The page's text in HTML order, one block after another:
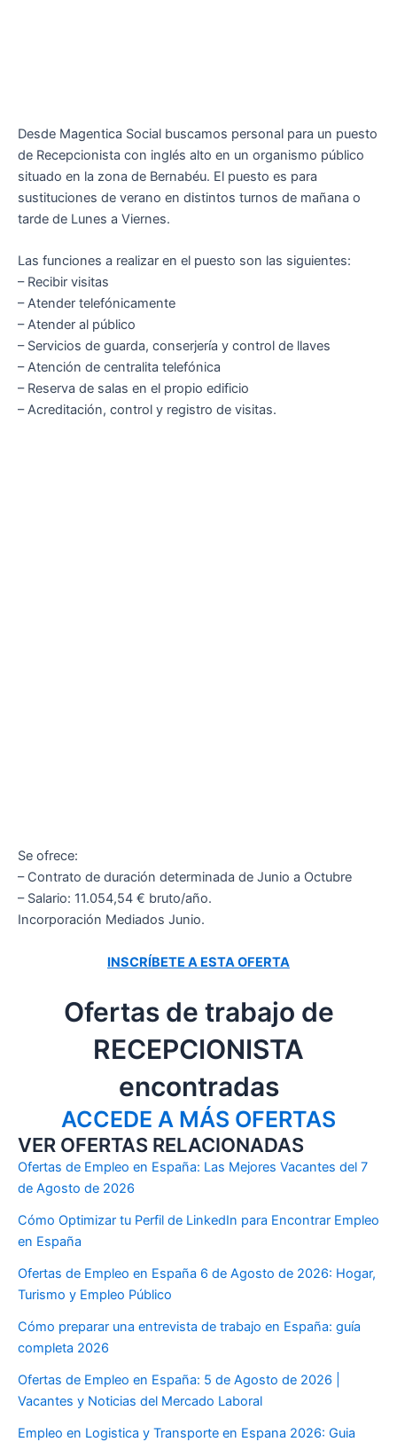
Desde Magentica Social buscamos personal para un puesto
de Recepcionista con inglés alto en un organismo público
situado en la zona de Bernabéu. El puesto es para
sustituciones de verano en distintos turnos de mañana o
tarde de Lunes a Viernes.
Las funciones a realizar en el puesto son las siguientes:
– Recibir visitas
– Atender telefónicamente
– Atender al público
– Servicios de guarda, conserjería y control de llaves
– Atención de centralita telefónica
– Reserva de salas en el propio edificio
– Acreditación, control y registro de visitas.
Se ofrece:
– Contrato de duración determinada de Junio a Octubre
– Salario: 11.054,54 € bruto/año.
Incorporación Mediados Junio.
INSCRÍBETE A ESTA OFERTA
Ofertas de trabajo de
RECEPCIONISTA
encontradas
ACCEDE A MÁS OFERTAS
VER OFERTAS RELACIONADAS
Ofertas de Empleo en España: Las Mejores Vacantes del 7
de Agosto de 2026
Cómo Optimizar tu Perfil de LinkedIn para Encontrar Empleo
en España
Ofertas de Empleo en España 6 de Agosto de 2026: Hogar,
Turismo y Empleo Público
Cómo preparar una entrevista de trabajo en España: guía
completa 2026
Ofertas de Empleo en España: 5 de Agosto de 2026 |
Vacantes y Noticias del Mercado Laboral
Empleo en Logistica y Transporte en Espana 2026: Guia